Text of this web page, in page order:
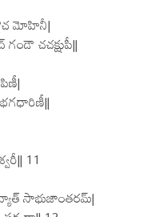
మోహినీ|
చచక్షుపీ||
11
సాభుజాంతరమ్|